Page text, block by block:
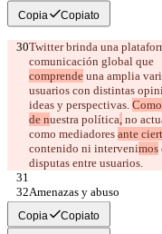
Copia Copiato
Twitter brinda una
comunicación global que
comprende una amplia
usuarios con distintas
ideas y perspectivas.
de nuestra política, no
como mediadores ante
contenido ni intervenimos
disputas entre usuarios.
Amenazas y abuso
Copia Copiato